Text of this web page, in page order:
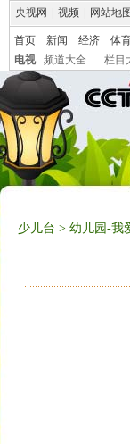
央视网 视频 网站地图
首页 新闻 经济 体
电视
频道大全 栏目
少儿台 > 幼儿园-我